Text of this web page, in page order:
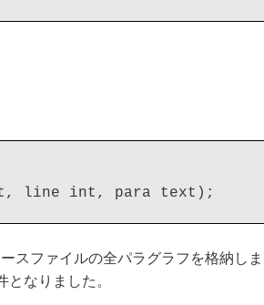
line int, para text);
スファイルの全パラグラフを格納しま
なりました。